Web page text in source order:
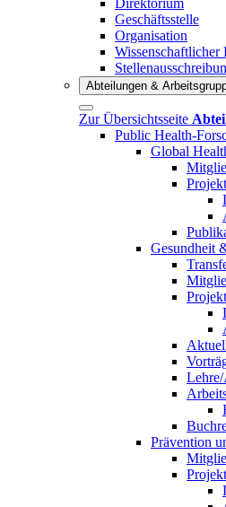
Geschäftsstelle
Organisation
Wissenschaftlicher
Abteilungen &
Zur Übersichtsseite
Public Health-
Global
Gesundheit
Lehre/
Prävention